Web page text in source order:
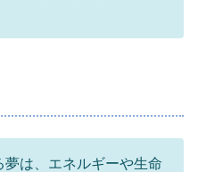
は、エネルギーや生命